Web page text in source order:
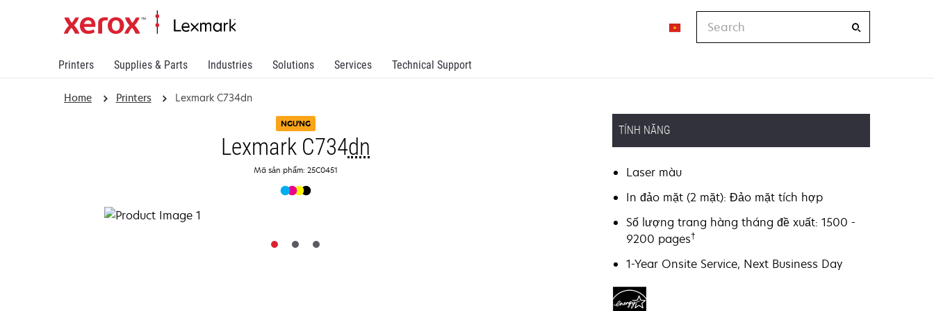
Printers Supplies & Parts Industries Solutions Services Technical Support
Home Printers Lexmark C734dn
NGƯNG
Lexmark C734dn
Mã sản phẩm: 25C0451
TÍNH NĂNG
Laser màu
In đảo mặt (2 mặt): Đảo mặt tích hợp
Số lượng trang hàng tháng đề xuất: 1500 -
9200 pages†
1-Year Onsite Service, Next Business Day